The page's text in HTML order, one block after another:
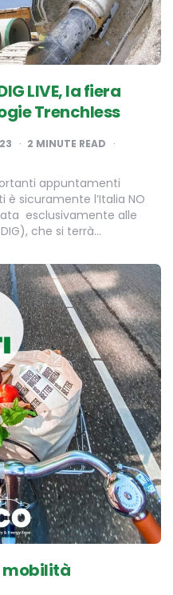
LIVE, la fiera
Trenchless
2 MINUTE READ
appuntamenti
è sicuramente l’Italia NO
esclusivamente alle
che si terrà…
mobilità